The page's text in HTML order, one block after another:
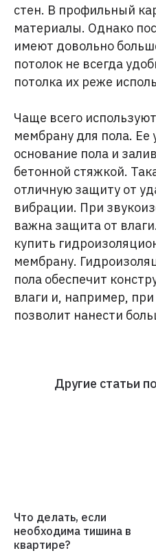
стен. В профильный
материалы. Однако
имеют довольно
потолок не всегда
потолка их реже
Чаще всего
мембрану для пола.
основание пола и
бетонной стяжкой.
отличную защиту от
вибрации. При
важна защита от
купить
мембрану.
пола обеспечит
влаги и, например,
позволит нанести
Другие статьи
Что делать, если
необходима тишина в
квартире?